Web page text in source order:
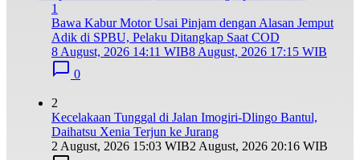
1
Bawa Kabur Motor Usai Pinjam dengan Alasan Jemput
Adik di SPBU, Pelaku Ditangkap Saat COD
8 August, 2026 14:11 WIB8 August, 2026 17:15 WIB
0
2
Kecelakaan Tunggal di Jalan Imogiri-Dlingo Bantul,
Daihatsu Xenia Terjun ke Jurang
2 August, 2026 15:03 WIB2 August, 2026 20:16 WIB